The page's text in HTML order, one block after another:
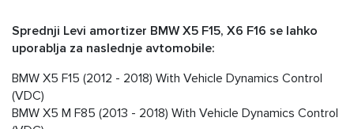
Sprednji Levi amortizer BMW X5 F15, X6 F16 se lahko
uporablja za naslednje avtomobile:
BMW X5 F15 (2012 - 2018) With Vehicle Dynamics Control
(VDC)
BMW X5 M F85 (2013 - 2018) With Vehicle Dynamics Control